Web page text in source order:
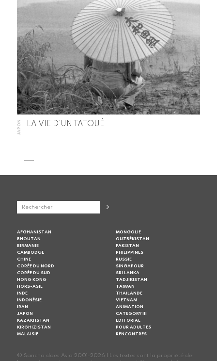
JAPON LA VIE D’UN TATOUÉ
AFGHANISTAN
BHOUTAN
BIRMANIE
CAMBODGE
CHINE
CORÉE DU NORD
CORÉE DU SUD
HONG KONG
HORS-ASIE
INDE
INDONÉSIE
IRAN
JAPON
KAZAKHSTAN
KIRGHIZISTAN
MALAISIE
MONGOLIE
OUZBÉKISTAN
PAKISTAN
PHILIPPINES
RUSSIE
SINGAPOUR
SRI LANKA
TADJIKISTAN
TAIWAN
THAÏLANDE
VIETNAM
ANIMATION
CATEGORY III
EDITORIAL
POUR ADULTES
RENCONTRES
© Sancho does Asia 2001-2026 | Les textes sont la propriété de